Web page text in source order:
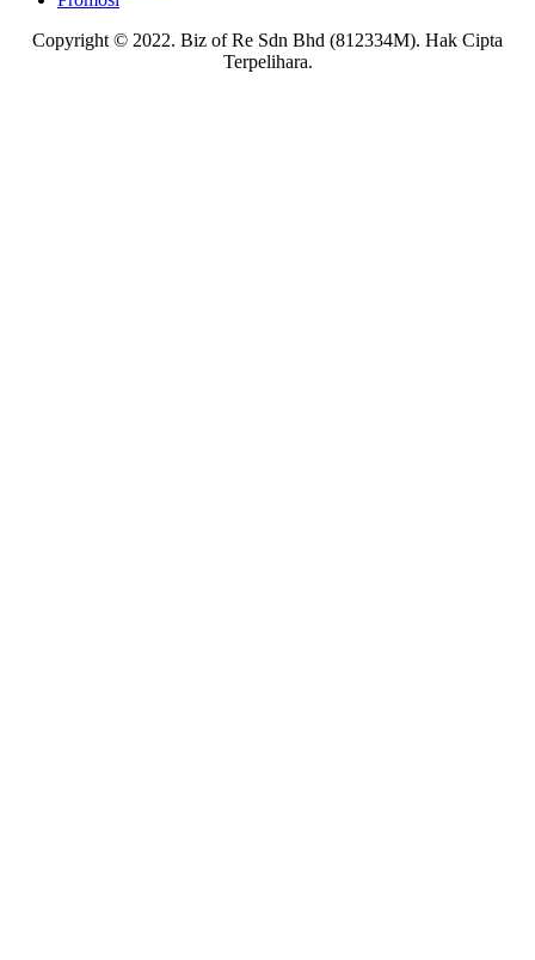
Copyright © 2022. Biz of Re Sdn Bhd (812334M). Hak Cipta
Terpelihara.